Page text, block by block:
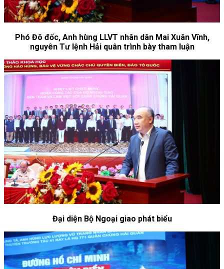
Phó Đô đốc, Anh hùng LLVT nhân dân Mai Xuân Vĩnh,
nguyên Tư lệnh Hải quân trình bày tham luận
Đại diện Bộ Ngoại giao phát biểu